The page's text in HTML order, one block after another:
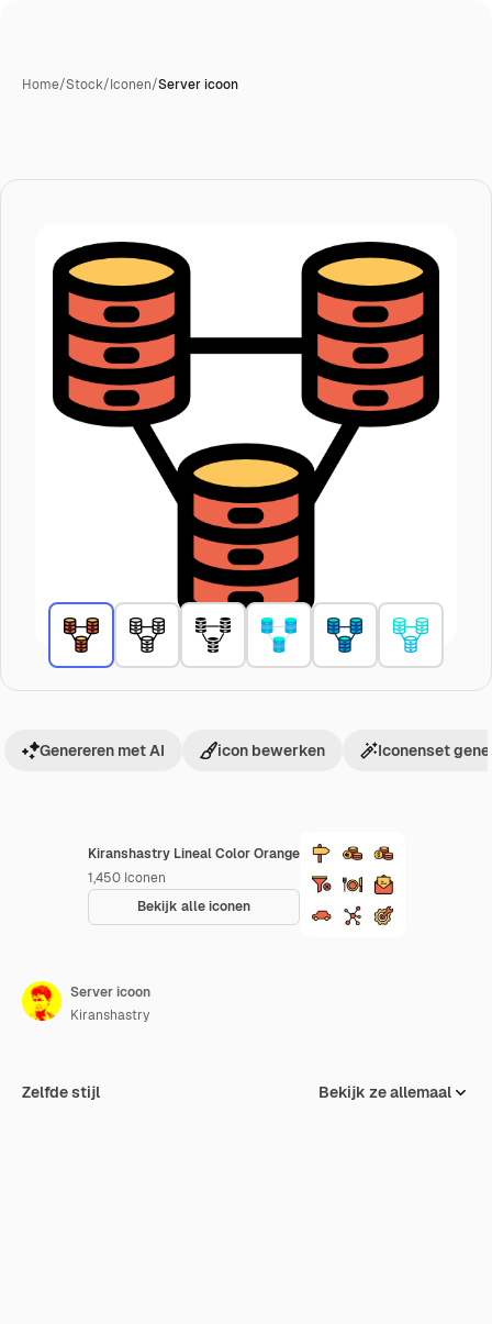
Home/Stock/Iconen/Server icoon
Kiranshastry Lineal Color Orange
1,450 Iconen
Bekijk alle iconen
Genereren met AI icon bewerken Iconenset
Server icoon
Kiranshastry
Zelfde stijl Bekijk ze allemaal